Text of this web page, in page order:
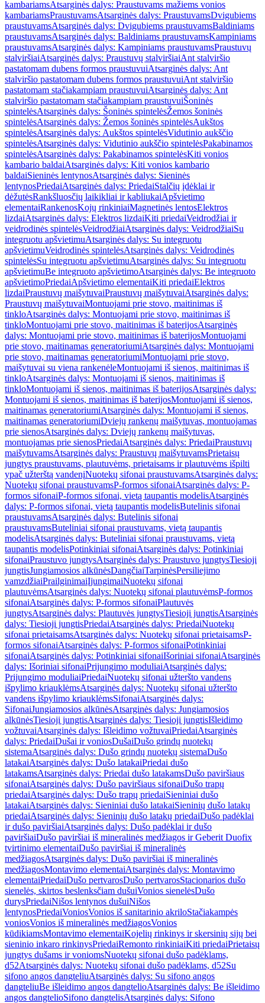
kambariamsAtsarginės dalys: Praustuvams mažiems vonios
kambariamsPraustuvamsAtsarginės dalys: PraustuvamsDvigubiems
praustuvamsAtsarginės dalys: Dvigubiems praustuvamsBaldiniams
praustuvamsAtsarginės dalys: Baldiniams praustuvamsKampiniams
praustuvamsAtsarginės dalys: Kampiniams praustuvamsPraustuvų
stalviršiaiAtsarginės dalys: Praustuvų stalviršiaiAnt stalviršio
pastatomam dubens formos praustuvuiAtsarginės dalys: Ant
stalviršio pastatomam dubens formos praustuvuiAnt stalviršio
pastatomam stačiakampiam praustuvuiAtsarginės dalys: Ant
stalviršio pastatomam stačiakampiam praustuvuiŠoninės
spintelėsAtsarginės dalys: Šoninės spintelėsŽemos šoninės
spintelėsAtsarginės dalys: Žemos šoninės spintelėsAukštos
spintelėsAtsarginės dalys: Aukštos spintelėsVidutinio aukščio
spintelėsAtsarginės dalys: Vidutinio aukščio spintelėsPakabinamos
spintelėsAtsarginės dalys: Pakabinamos spintelėsKiti vonios
kambario baldaiAtsarginės dalys: Kiti vonios kambario
baldaiSieninės lentynosAtsarginės dalys: Sieninės
lentynosPriedaiAtsarginės dalys: PriedaiStalčių įdėklai ir
dėžutėsRankšluosčių laikikliai ir kabliukaiApšvietimo
elementaiRankenosKojų rinkiniaiMagnetinės lentosElektros
lizdaiAtsarginės dalys: Elektros lizdaiKiti priedaiVeidrodžiai ir
veidrodinės spintelėsVeidrodžiaiAtsarginės dalys: VeidrodžiaiSu
integruotu apšvietimuAtsarginės dalys: Su integruotu
apšvietimuVeidrodinės spintelėsAtsarginės dalys: Veidrodinės
spintelėsSu integruotu apšvietimuAtsarginės dalys: Su integruotu
apšvietimuBe integruoto apšvietimoAtsarginės dalys: Be integruoto
apšvietimoPriedaiApšvietimo elementaiKiti priedaiElektros
lizdaiPraustuvų maišytuvaiPraustuvų maišytuvaiAtsarginės dalys:
Praustuvų maišytuvaiMontuojami prie stovo, maitinimas iš
tinkloAtsarginės dalys: Montuojami prie stovo, maitinimas iš
tinkloMontuojami prie stovo, maitinimas iš baterijosAtsarginės
dalys: Montuojami prie stovo, maitinimas iš baterijosMontuojami
prie stovo, maitinamas generatoriumiAtsarginės dalys: Montuojami
prie stovo, maitinamas generatoriumiMontuojami prie stovo,
maišytuvai su viena rankenėleMontuojami iš sienos, maitinimas iš
tinkloAtsarginės dalys: Montuojami iš sienos, maitinimas iš
tinkloMontuojami iš sienos, maitinimas iš baterijosAtsarginės dalys:
Montuojami iš sienos, maitinimas iš baterijosMontuojami iš sienos,
maitinamas generatoriumiAtsarginės dalys: Montuojami iš sienos,
maitinamas generatoriumiDviejų rankenų maišytuvas, montuojamas
prie sienosAtsarginės dalys: Dviejų rankenų maišytuvas,
montuojamas prie sienosPriedaiAtsarginės dalys: PriedaiPraustuvų
maišytuvamsAtsarginės dalys: Praustuvų maišytuvamsPrietaisų
jungtys praustuvams, plautuvėms, prietaisams ir plautuvėms išpilti
ypač užterštą vandenįNuotekų sifonai praustuvamsAtsarginės dalys:
Nuotekų sifonai praustuvamsP-formos sifonaiAtsarginės dalys: P-
formos sifonaiP-formos sifonai, vietą taupantis modelisAtsarginės
dalys: P-formos sifonai, vietą taupantis modelisButelinis sifonai
praustuvamsAtsarginės dalys: Butelinis sifonai
praustuvamsButeliniai sifonai praustuvams, vietą taupantis
modelisAtsarginės dalys: Buteliniai sifonai praustuvams, vietą
taupantis modelisPotinkiniai sifonaiAtsarginės dalys: Potinkiniai
sifonaiPraustuvo jungtysAtsarginės dalys: Praustuvo jungtysTiesioji
jungtisJungiamosios alkūnėsDangčiaiTarpinėsPersiliejimo
vamzdžiaiPrailginimaiĮjungimaiNuotekų sifonai
plautuvėmsAtsarginės dalys: Nuotekų sifonai plautuvėmsP-formos
sifonaiAtsarginės dalys: P-formos sifonaiPlautuvės
jungtysAtsarginės dalys: Plautuvės jungtysTiesioji jungtisAtsarginės
dalys: Tiesioji jungtisPriedaiAtsarginės dalys: PriedaiNuotekų
sifonai prietaisamsAtsarginės dalys: Nuotekų sifonai prietaisamsP-
formos sifonaiAtsarginės dalys: P-formos sifonaiPotinkiniai
sifonaiAtsarginės dalys: Potinkiniai sifonaiIšoriniai sifonaiAtsarginės
dalys: Išoriniai sifonaiPrijungimo moduliaiAtsarginės dalys:
Prijungimo moduliaiPriedaiNuotekų sifonai užteršto vandens
išpylimo kriauklėmsAtsarginės dalys: Nuotekų sifonai užteršto
vandens išpylimo kriauklėmsSifonaiAtsarginės dalys:
SifonaiJungiamosios alkūnėsAtsarginės dalys: Jungiamosios
alkūnėsTiesioji jungtisAtsarginės dalys: Tiesioji jungtisIšleidimo
vožtuvaiAtsarginės dalys: Išleidimo vožtuvaiPriedaiAtsarginės
dalys: PriedaiDušai ir voniosDušaiDušo grindų nuotekų
sistemaAtsarginės dalys: Dušo grindų nuotekų sistemaDušo
latakaiAtsarginės dalys: Dušo latakaiPriedai dušo
latakamsAtsarginės dalys: Priedai dušo latakamsDušo paviršiaus
sifonaiAtsarginės dalys: Dušo paviršiaus sifonaiDušo trapų
priedaiAtsarginės dalys: Dušo trapų priedaiSieniniai dušo
latakaiAtsarginės dalys: Sieniniai dušo latakaiSieninių dušo latakų
priedaiAtsarginės dalys: Sieninių dušo latakų priedaiDušo padėklai
ir dušo paviršiaiAtsarginės dalys: Dušo padėklai ir dušo
paviršiaiDušo paviršiai iš mineralinės medžiagos ir Geberit Duofix
tvirtinimo elementaiDušo paviršiai iš mineralinės
medžiagosAtsarginės dalys: Dušo paviršiai iš mineralinės
medžiagosMontavimo elementaiAtsarginės dalys: Montavimo
elementaiPriedaiDušo pertvarosDušo pertvarosStacionarios dušo
sienelės, skirtos beslenksčiam dušuiVonios sienelėsDušo
durysPriedaiNišos lentynos dušuiNišos
lentynosPriedaiVoniosVonios iš sanitarinio akriloStačiakampės
voniosVonios iš mineralinės medžiagosVonios
kūdikiamsMontavimo elementaiKojelių rinkinys ir skersinių sijų bei
sieninio inkaro rinkinysPriedaiRemonto rinkiniaiKiti priedaiPrietaisų
jungtys dušams ir voniomsNuotekų sifonai dušo padėklams,
d52Atsarginės dalys: Nuotekų sifonai dušo padėklams, d52Su
sifono angos dangteliuAtsarginės dalys: Su sifono angos
dangteliuBe išleidimo angos dangtelioAtsarginės dalys: Be išleidimo
angos dangtelioSifono dangtelisAtsarginės dalys: Sifono